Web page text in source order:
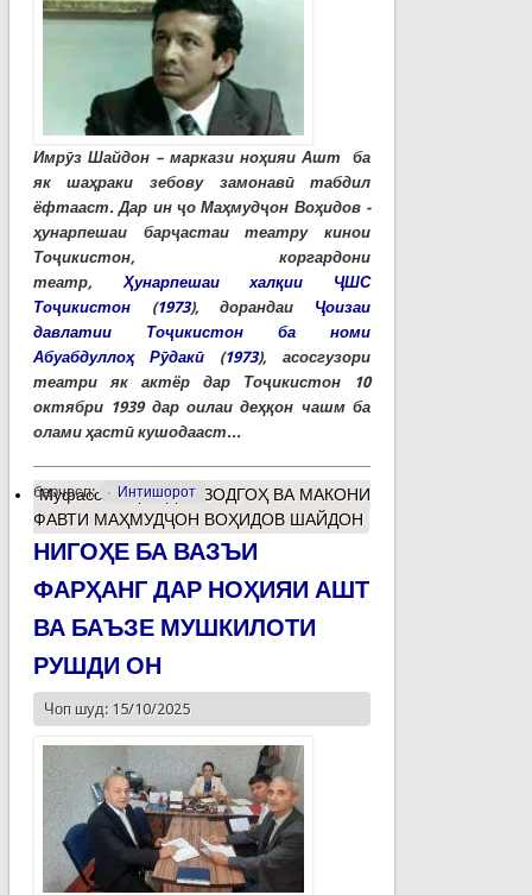
Имрӯз Шайдон – маркази ноҳияи Ашт ба
як шаҳраки зебову замонавӣ табдил
ёфтааст. Дар ин ҷо Маҳмудҷон Воҳидов -
ҳунарпешаи барҷастаи театру кинои
Тоҷикистон, коргардони
театр,Ҳунарпешаи халқии ҶШС
Тоҷикистон(1973), дорандаи Ҷоизаи
давлатии Тоҷикистон ба номи
Абуабдуллоҳ Рӯдакӣ(1973), асосгузори
театри як актёр дар Тоҷикистон 10
октябри 1939 дар оилаи деҳқон чашм ба
олами ҳастӣ кушодааст...
барчасп: Интишорот
Муфассалтаро ДАР ЗОДГОҲ ВА МАКОНИ
ФАВТИ МАҲМУДҶОН ВОҲИДОВ ШАЙДОН
НИГОҲЕ БА ВАЗЪИ
ФАРҲАНГ ДАР НОҲИЯИ АШТ
ВА БАЪЗЕ МУШКИЛОТИ
РУШДИ ОН
Чоп шуд: 15/10/2025